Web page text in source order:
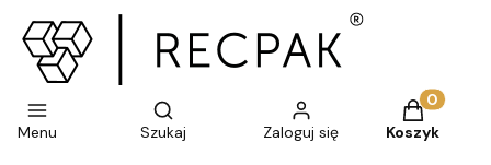
Menu
Otwórz wyszukiwarkę
Szukaj Zaloguj się
Produkty
Koszyk